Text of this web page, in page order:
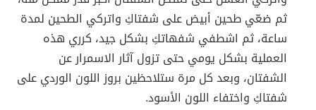
ثم ضعّي طحين أبيض على شفتاكِ واتركي الطحين لمدة
ساعة، ثم اشطفي شفهاتكِ بشكل جيد، كرري هذه
العملية بشكل يومي حتى تزول آثار الاسمرار عن
الشفتان، وبعد كل مرة ستلاحظين بروز اللون الوردي على
شفتاكِ واختفاء اللون الأسود.